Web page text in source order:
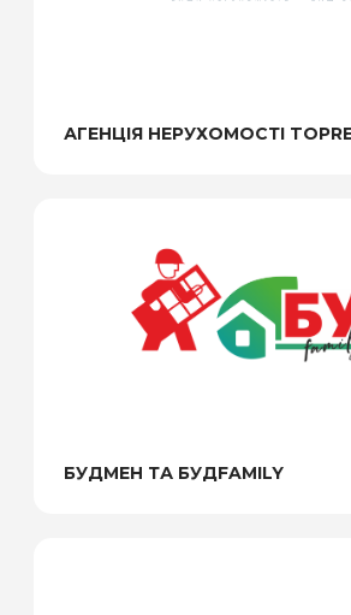
АГЕНЦІЯ НЕРУХОМОСТІ
БУДМЕН ТА БУДFAMILY